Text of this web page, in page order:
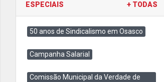
ESPECIAIS + TODAS
50 anos de Sindicalismo em Osasco
Campanha Salarial
Comissão Municipal da Verdade de